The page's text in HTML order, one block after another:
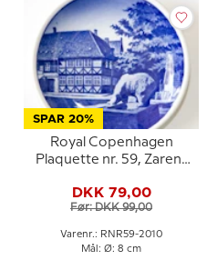
SPAR 20%
Royal Copenhagen
Plaquette nr. 59, Zarens
DKK 79,00
Før: DKK 99,00
Varenr.: RNR59-2010
Mål: Ø: 8 cm